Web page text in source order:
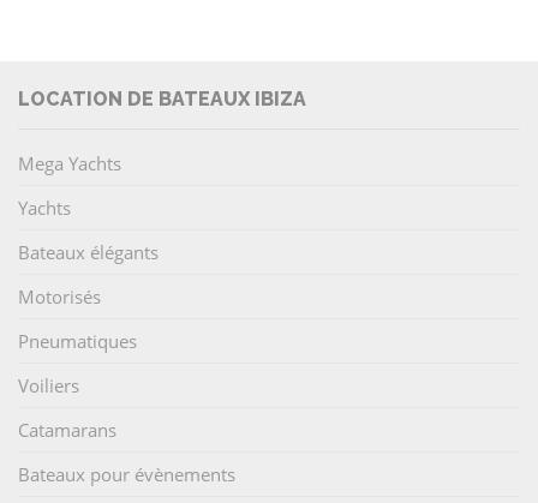
LOCATION DE BATEAUX IBIZA
Mega Yachts
Yachts
Bateaux élégants
Motorisés
Pneumatiques
Voiliers
Catamarans
Bateaux pour évènements